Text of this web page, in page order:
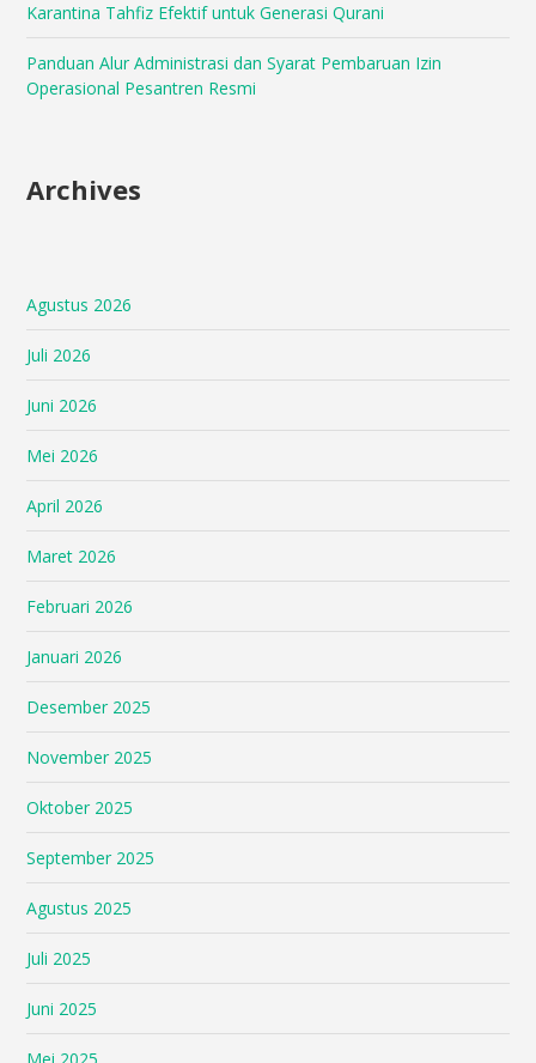
Karantina Tahfiz Efektif untuk Generasi Qurani
Panduan Alur Administrasi dan Syarat Pembaruan Izin
Operasional Pesantren Resmi
Archives
Agustus 2026
Juli 2026
Juni 2026
Mei 2026
April 2026
Maret 2026
Februari 2026
Januari 2026
Desember 2025
November 2025
Oktober 2025
September 2025
Agustus 2025
Juli 2025
Juni 2025